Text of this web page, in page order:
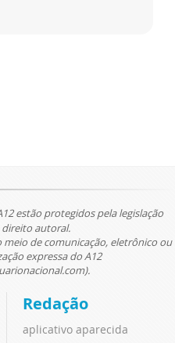
estão protegidos pela legislação
autoral.
de comunicação, eletrônico ou
expressa do A12
Redação
aplicativo aparecida